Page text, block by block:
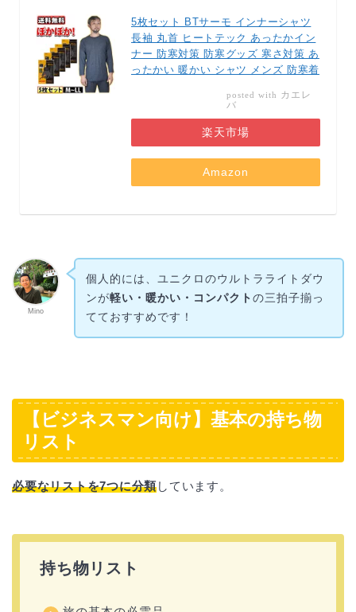
5枚セット BTサーモ インナーシャツ
長袖 丸首 ヒートテック あったかイン
ナー 防寒対策 防寒グッズ 寒さ対策 あ
ったかい 暖かい シャツ メンズ 防寒着
posted with カエレ
バ
楽天市場
Amazon
Mino
個人的には、ユニクロのウルトラライトダウ
ンが軽い・暖かい・コンパクトの三拍子揃っ
てておすすめです！
【ビジネスマン向け】基本の持ち物
リスト
必要なリストを7つに分類しています。
持ち物リスト